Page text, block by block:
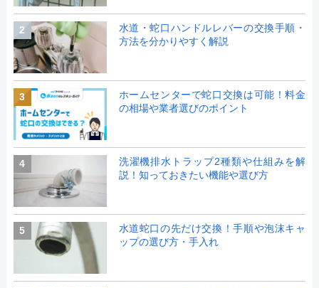
2
水道・蛇口ハンドルレバーの交換手順・
方法を分かりやすく解説
3
ホームセンターで蛇口交換は可能！料金
の相場や業者選びのポイント
4
洗濯機排水トラップ2種類や仕組みを解
説！知っておきたい機能や選び方
5
水道蛇口の先だけ交換！手順や泡沫キャ
ップの選び方・手入れ